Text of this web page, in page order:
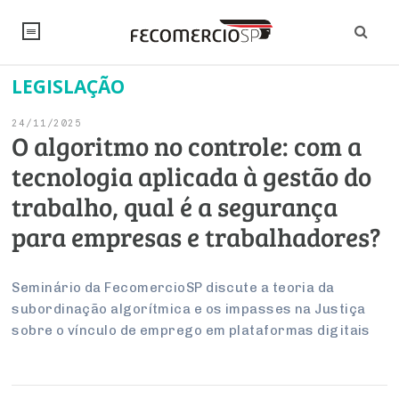
NOTÍCIAS
Editorial
Artigos
Institucional
Debates Fecomercio-SP
PROJETOS ESPECIAIS:
UM BRASIL
Economia
Pesquisas
Brasil
Internacional
Modernização do Estado
Inteligência Artificial
Empresas
Arbitragem e Mediação
Varejo
Sustentabilidade
SINDICATOS
PESQUISAS
Sobre
CONSELHOS
Conselho de Emprego e Relações do Trabalho
LEGISLAÇÃO
24/11/2025
O algoritmo no controle: com a
tecnologia aplicada à gestão do
trabalho, qual é a segurança
para empresas e trabalhadores?
Seminário da FecomercioSP discute a teoria da
subordinação algorítmica e os impasses na Justiça
sobre o vínculo de emprego em plataformas digitais